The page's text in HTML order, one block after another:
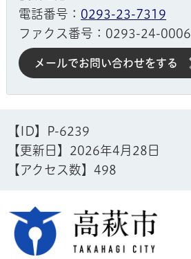
電話番号： 0293-23-7319
ファクス番号：0293-24-0006
メールでお問い合わせをする
【ID】
P-6239
【更新日】 2026年4月28日
【アクセス数】498